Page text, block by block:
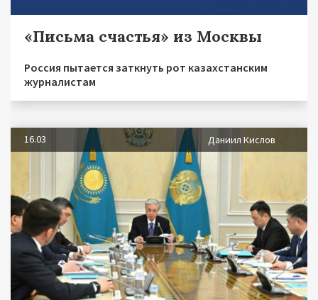
«Письма счастья» из Москвы
Россия пытается заткнуть рот казахстанским
журналистам
16.03 Даниил Кислов